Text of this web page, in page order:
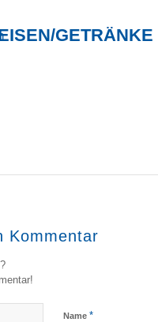
GETRÄNKE
Kommentar
Name *